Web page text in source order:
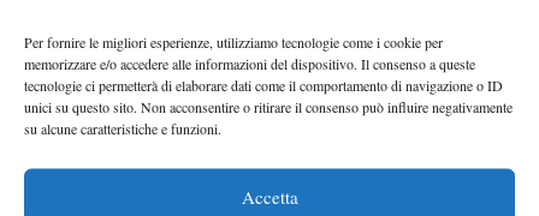
Per fornire le migliori esperienze, utilizziamo tecnologie come i cookie per
memorizzare e/o accedere alle informazioni del dispositivo. Il consenso a queste
tecnologie ci permetterà di elaborare dati come il comportamento di navigazione o ID
unici su questo sito. Non acconsentire o ritirare il consenso può influire negativamente
su alcune caratteristiche e funzioni.
Accetta
Nuova Range Rover: foto spia, si scoprono
nuovi dettagli
Sono ormai pubbliche alcune foto spia del restyling
estetico della Range Rover, della casa Land Rover.
L’attuale modello, appartenente..